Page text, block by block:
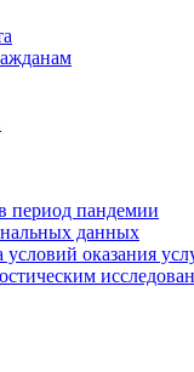
период пандемии
данных
условий оказания